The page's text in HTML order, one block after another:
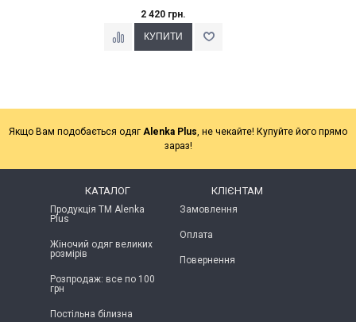
2 420 грн.
Якщо Вам подобається одяг Alenka Plus, не чекайте! Купуйте його прямо
зараз!
КАТАЛОГ
Продукція ТМ Alenka
Plus
Жіночий одяг великих
розмірів
Розпродаж: все по 100
грн
Постільна білизна
КЛІЄНТАМ
Замовлення
Оплата
Повернення